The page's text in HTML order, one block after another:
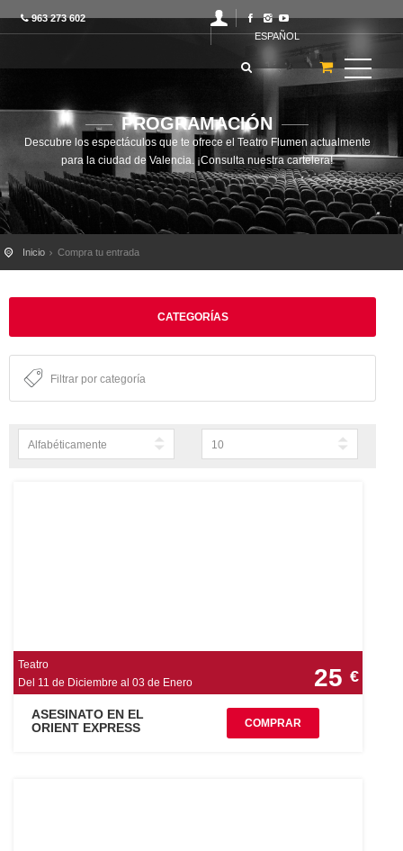
963 273 602
ESPAÑOL
PROGRAMACIÓN
Descubre los espectáculos que te ofrece el Teatro Flumen actualmente
para la ciudad de Valencia. ¡Consulta nuestra cartelera!
Inicio Compra tu entrada
CATEGORÍAS
Teatro
Del 11 de Diciembre al 03 de Enero
25 €
ASESINATO EN EL
ORIENT EXPRESS
COMPRAR